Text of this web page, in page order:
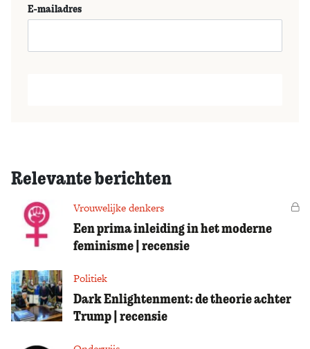
E-mailadres
Relevante berichten
Vrouwelijke denkers
Een prima inleiding in het moderne
feminisme | recensie
Politiek
Dark Enlightenment: de theorie achter
Trump | recensie